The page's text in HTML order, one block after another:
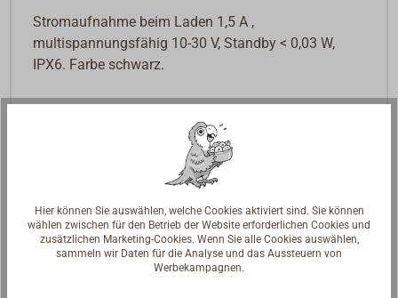
Stromaufnahme beim Laden 1,5 A ,
multispannungsfähig 10-30 V, Standby < 0,03 W,
IPX6. Farbe schwarz.
Hier können Sie auswählen, welche Cookies aktiviert sind. Sie können
wählen zwischen für den Betrieb der Website erforderlichen Cookies und
zusätzlichen Marketing-Cookies. Wenn Sie alle Cookies auswählen,
sammeln wir Daten für die Analyse und das Aussteuern von
Werbekampagnen.